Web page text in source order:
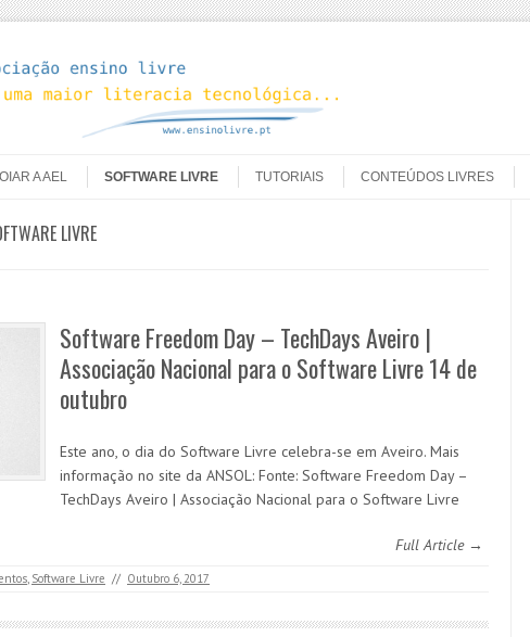
A AEL SOFTWARE LIVRE TUTORIAIS CONTEÚDOS LIVRES
LIVRE
Software Freedom Day – TechDays Aveiro |
Associação Nacional para o Software Livre 14 de
outubro
Este ano, o dia do Software Livre celebra-se em Aveiro. Mais
informação no site da ANSOL: Fonte: Software Freedom Day –
TechDays Aveiro | Associação Nacional para o Software Livre
Full Article →
, Software Livre // Outubro 6, 2017